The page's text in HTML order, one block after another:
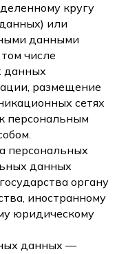
кругу
или
данными
числе
данных
размещение
сетях
персональным
персональных
данных
органу
иностранному
юридическому
данных —